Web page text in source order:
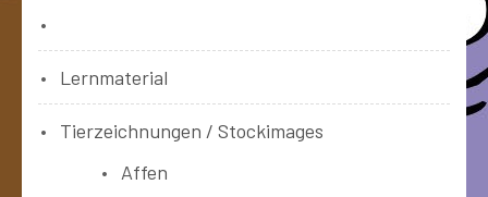
Lernmaterial
Tierzeichnungen / Stockimages
Affen